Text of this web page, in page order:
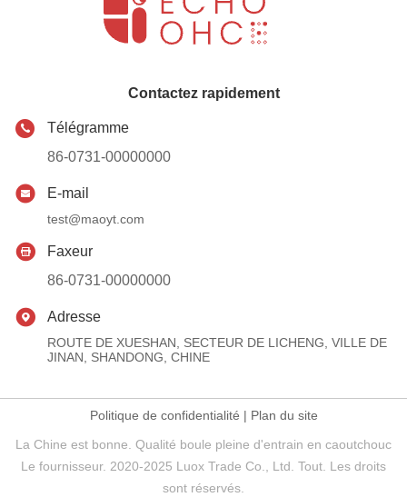
Contactez rapidement
Télégramme
86-0731-00000000
E-mail
test@maoyt.com
Faxeur
86-0731-00000000
Adresse
ROUTE DE XUESHAN, SECTEUR DE LICHENG, VILLE DE
JINAN, SHANDONG, CHINE
Politique de confidentialité | Plan du site
La Chine est bonne. Qualité boule pleine d'entrain en caoutchouc
Le fournisseur. 2020-2025 Luox Trade Co., Ltd. Tout. Les droits
sont réservés.